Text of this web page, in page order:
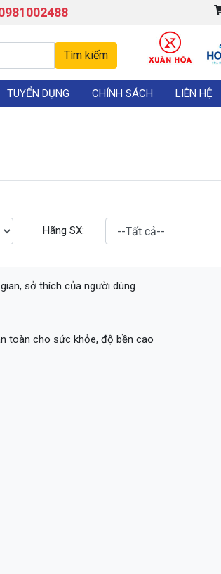
TUYỂN DỤNG CHÍNH SÁCH LIÊN HỆ
Hãng SX:
sở thích của người dùng
toàn cho sức khỏe, độ bền cao